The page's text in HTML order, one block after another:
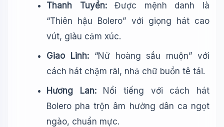
Thanh Tuyền:Được mệnh danh là
“Thiên hậu Bolero” với giọng hát cao
vút, giàu cảm xúc.
Giao Linh:“Nữ hoàng sầu muộn” với
cách hát chậm rãi, nhả chữ buồn tê tái.
Hương Lan:Nổi tiếng với cách hát
Bolero pha trộn âm hưởng dân ca ngọt
ngào, chuẩn mực.